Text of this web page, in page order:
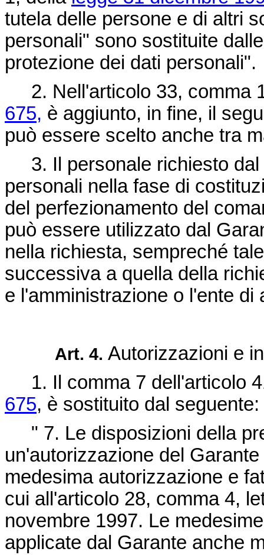
tutela delle persone e di altri
personali" sono sostituite
protezione dei dati personali".
2. Nell'articolo 33, comma
675, è aggiunto, in fine, il
può essere scelto anche tra
3. Il personale richiesto dal
personali nella fase di
del perfezionamento del
può essere utilizzato dal
nella richiesta, sempreché
successiva a quella della
e l'amministrazione o l'ente
Art. 4. Autorizzazioni e
1. Il comma 7 dell'articolo
675, è sostituito dal seguente:
" 7. Le disposizioni della
un'autorizzazione del
medesima autorizzazione e
cui all'articolo 28, comma 4,
novembre 1997. Le
applicate dal Garante anche